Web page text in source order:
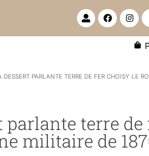
U
s
e
r
t
F
a
c
e
k
I
n
s
t
a
m
DESSERT PARLANTE TERRE DE FER CHOISY LE
parlante terre de
militaire de